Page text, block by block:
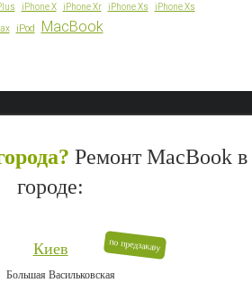
iPhone X iPhone Xr iPhone Xs
iPhone Xs
iPod MacBook
Ремонт MacBook в
городе:
по предзаказу
Киев
Большая Васильковская